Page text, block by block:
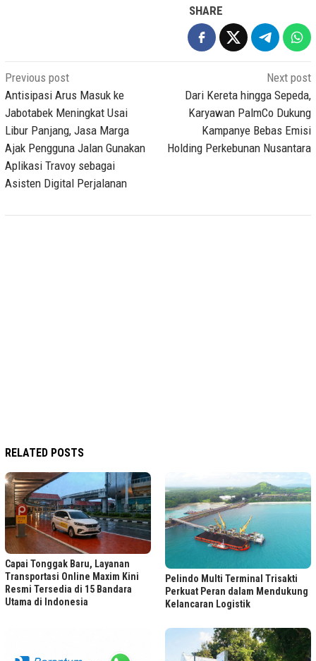
SHARE
Post
navigation
Previous post
Antisipasi Arus Masuk ke
Jabotabek Meningkat Usai
Libur Panjang, Jasa Marga
Ajak Pengguna Jalan Gunakan
Aplikasi Travoy sebagai
Asisten Digital Perjalanan
Next post
Dari Kereta hingga Sepeda,
Karyawan PalmCo Dukung
Kampanye Bebas Emisi
Holding Perkebunan Nusantara
RELATED POSTS
Capai Tonggak Baru, Layanan
Transportasi Online Maxim Kini
Resmi Tersedia di 15 Bandara
Utama di Indonesia
Pelindo Multi Terminal Trisakti
Perkuat Peran dalam Mendukung
Kelancaran Logistik